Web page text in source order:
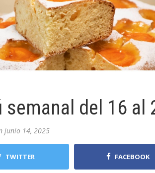
semanal del 16 al
junio 14, 2025
TWITTER FACEBOOK